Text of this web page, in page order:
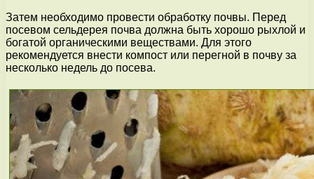
Затем необходимо провести обработку почвы. Перед
посевом сельдерея почва должна быть хорошо рыхлой и
богатой органическими веществами. Для этого
рекомендуется внести компост или перегной в почву за
несколько недель до посева.